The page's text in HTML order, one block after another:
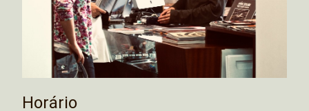
Horário